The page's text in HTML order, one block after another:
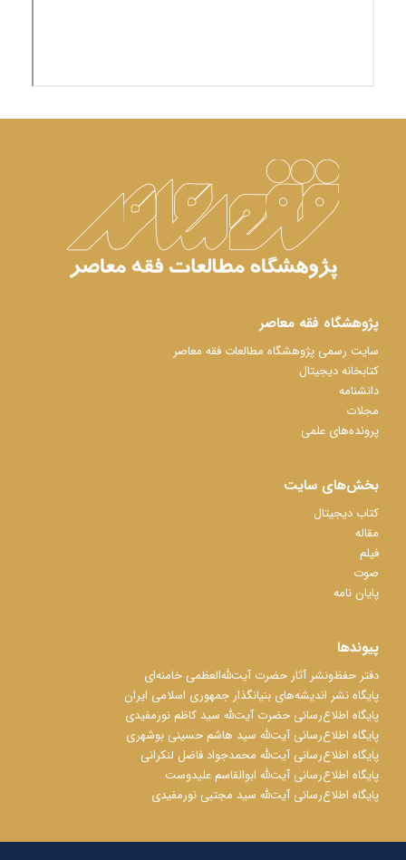
پژوهشگاه فقه معاصر
سایت رسمی پژوهشگاه مطالعات فقه معاصر
کتابخانه دیجیتال
دانشنامه
مجلات
پرونده‌های علمی
بخش‌های سایت
کتاب دیجیتال
مقاله
فیلم
صوت
پایان نامه
پیوندها
دفتر حفظ‌‌‌ونشر آثار حضرت آیت‌ﷲ‌العظمی خامنه‌ای
پایگاه نشر اندیشه‌های بنیانگذار جمهوری اسلامی ایران
پایگاه اطلاع‌رسانی حضرت آیت‌ﷲ سید کاظم نورمفیدی
پایگاه اطلاع‌رسانی آیت‌ﷲ سید هاشم حسینی بوشهری
پایگاه اطلاع‌رسانی آیت‌ﷲ محمدجواد فاضل لنکرانی
پایگاه اطلاع‌رسانی آیت‌ﷲ ابوالقاسم علیدوست
پایگاه اطلاع‌رسانی آیت‌ﷲ سید مجتبی نورمفیدی